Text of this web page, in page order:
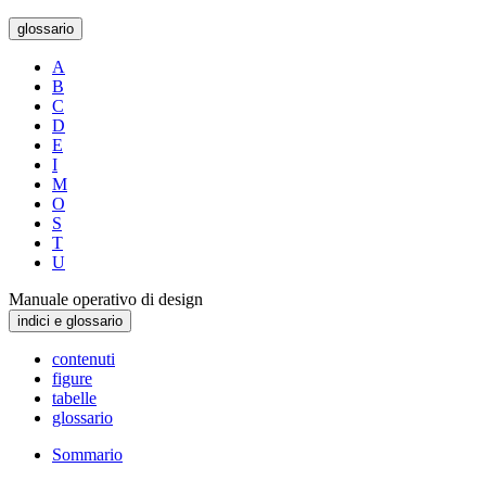
glossario
A
B
C
D
E
I
M
O
S
T
U
Manuale operativo di design
indici e glossario
contenuti
figure
tabelle
glossario
Sommario